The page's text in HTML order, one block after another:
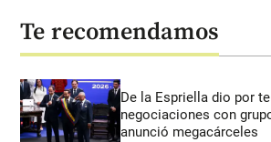
Te recomendamos
De la Espriella dio por
negociaciones con
anunció megacárceles